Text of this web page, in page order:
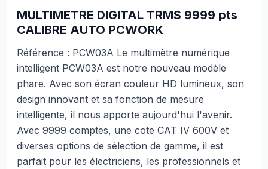
MULTIMETRE DIGITAL TRMS 9999 pts
CALIBRE AUTO PCWORK
Référence : PCW03A Le multimètre numérique
intelligent PCW03A est notre nouveau modèle
phare. Avec son écran couleur HD lumineux, son
design innovant et sa fonction de mesure
intelligente, il nous apporte aujourd'hui l'avenir.
Avec 9999 comptes, une cote CAT IV 600V et
diverses options de sélection de gamme, il est
parfait pour les électriciens, les professionnels et